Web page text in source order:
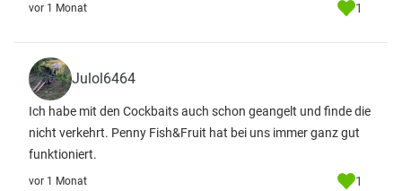
vor 1 Monat 1
Julol6464
Ich habe mit den Cockbaits auch schon geangelt und finde die
nicht verkehrt. Penny Fish&Fruit hat bei uns immer ganz gut
funktioniert.
vor 1 Monat 1